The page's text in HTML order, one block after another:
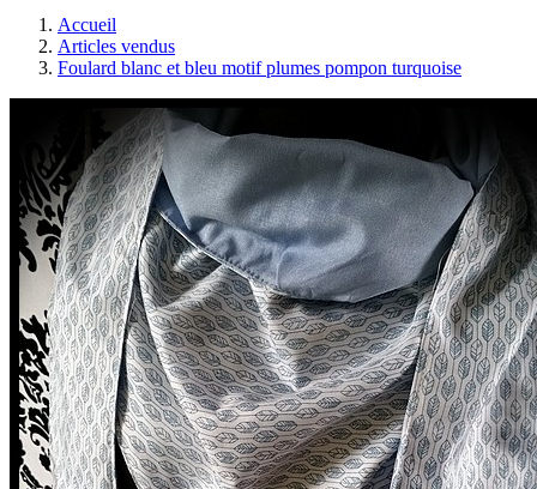
Accueil
Articles vendus
Foulard blanc et bleu motif plumes pompon turquoise